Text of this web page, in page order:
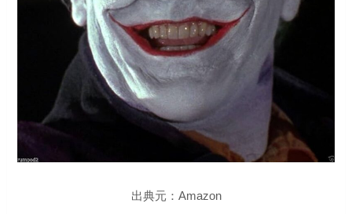
出典元：Amazon